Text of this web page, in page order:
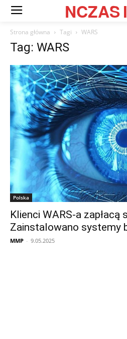
NCZAS
Strona główna Tagi WARS
Tag: WARS
Polska
Klienci WARS-a zapłacą
Zainstalowano systemy
MMP - 9.05.2025